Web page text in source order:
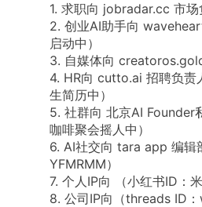
1. 求职向 jobradar.cc 市场
2. 创业AI助手向
启动中）
3. 自媒体向
4. HR向 cutto.ai 招聘负责
生简历中）
5. 社群向 北京AI Founder
咖啡聚会摇人中）
6. AI社交向 tara app 编辑
YFMRMM）
7. 个人IP向
（小红书ID：
8. 公司IP向（threads ID